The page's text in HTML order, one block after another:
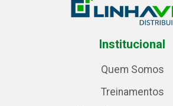
Institucional
Quem Somos
Treinamentos